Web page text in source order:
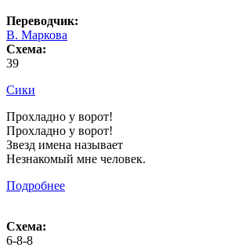
Переводчик:
В. Маркова
Схема:
39
Сики
Прохладно у ворот!
Прохладно у ворот!
Звезд имена называет
Незнакомый мне человек.
Подробнее
Схема:
6-8-8